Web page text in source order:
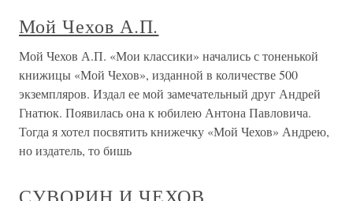
Мой Чехов А.П.
Мой Чехов А.П. «Мои классики» начались с тоненькой
книжицы «Мой Чехов», изданной в количестве 500
экземпляров. Издал ее мой замечательный друг Андрей
Гнатюк. Появилась она к юбилею Антона Павловича.
Тогда я хотел посвятить книжечку «Мой Чехов» Андрею,
но издатель, то бишь